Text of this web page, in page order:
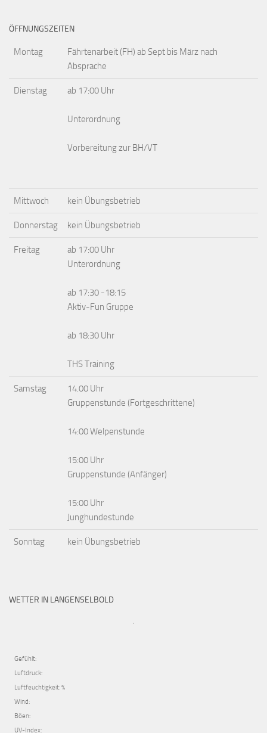
ÖFFNUNGSZEITEN
Montag
Fährtenarbeit (FH) ab Sept bis März nach
Absprache
Dienstag ab 17:00 Uhr
Unterordnung
Vorbereitung zur BH/VT
Mittwoch kein Übungsbetrieb
Donnerstag kein Übungsbetrieb
Freitag
ab 17:00 Uhr
Unterordnung
ab 17:30 -18:15
Aktiv-Fun Gruppe
ab 18:30 Uhr
THS Training
Samstag
14.00 Uhr
Gruppenstunde (Fortgeschrittene)
14:00 Welpenstunde
15:00 Uhr
Gruppenstunde (Anfänger)
15:00 Uhr
Junghundestunde
Sonntag kein Übungsbetrieb
WETTER IN LANGENSELBOLD
,
Gefühlt:
Luftdruck:
Luftfeuchtigkeit: %
Wind:
Böen:
UV-Index: